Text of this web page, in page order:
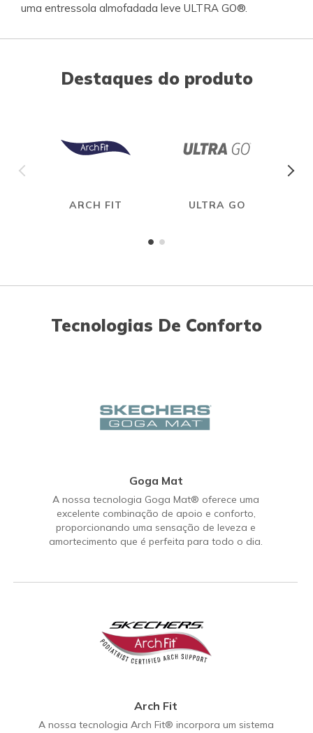
uma entressola almofadada leve ULTRA GO®.
Destaques do produto
ARCH FIT
ULTRA GO
Tecnologias De Conforto
Goga Mat
A nossa tecnologia Goga Mat® oferece uma
excelente combinação de apoio e conforto,
proporcionando uma sensação de leveza e
amortecimento que é perfeita para todo o dia.
Arch Fit
A nossa tecnologia Arch Fit® incorpora um sistema